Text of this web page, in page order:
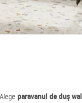
paravanul de duș